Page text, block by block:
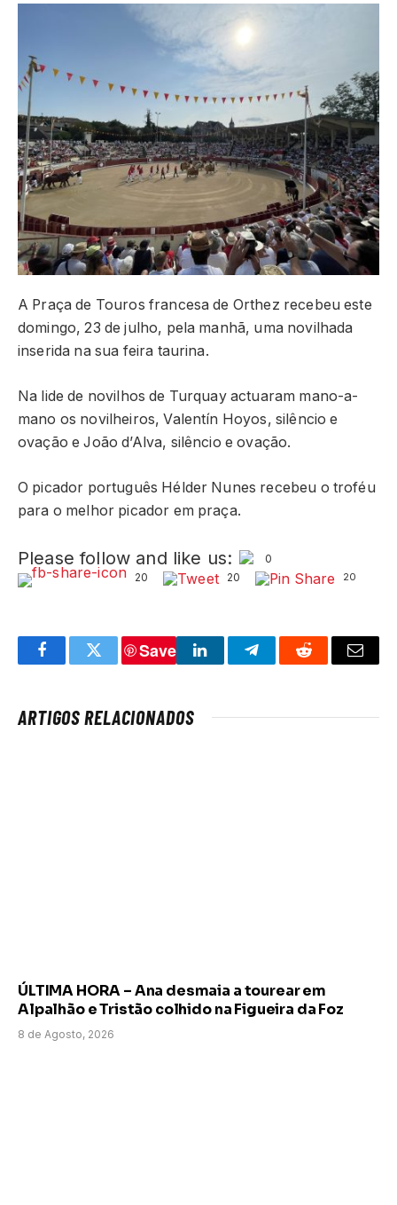
A Praça de Touros francesa de Orthez recebeu este
domingo, 23 de julho, pela manhã, uma novilhada
inserida na sua feira taurina.
Na lide de novilhos de Turquay actuaram mano-a-
mano os novilheiros, Valentín Hoyos, silêncio e
ovação e João d’Alva, silêncio e ovação.
O picador português Hélder Nunes recebeu o troféu
para o melhor picador em praça.
Please follow and like us:
0
20
20 20
FacebookTwitter
Save
LinkedInTelegramReddit Email
ARTIGOS RELACIONADOS
ÚLTIMA HORA – Ana desmaia a tourear em
Alpalhão e Tristão colhido na Figueira da Foz
8 de Agosto, 2026